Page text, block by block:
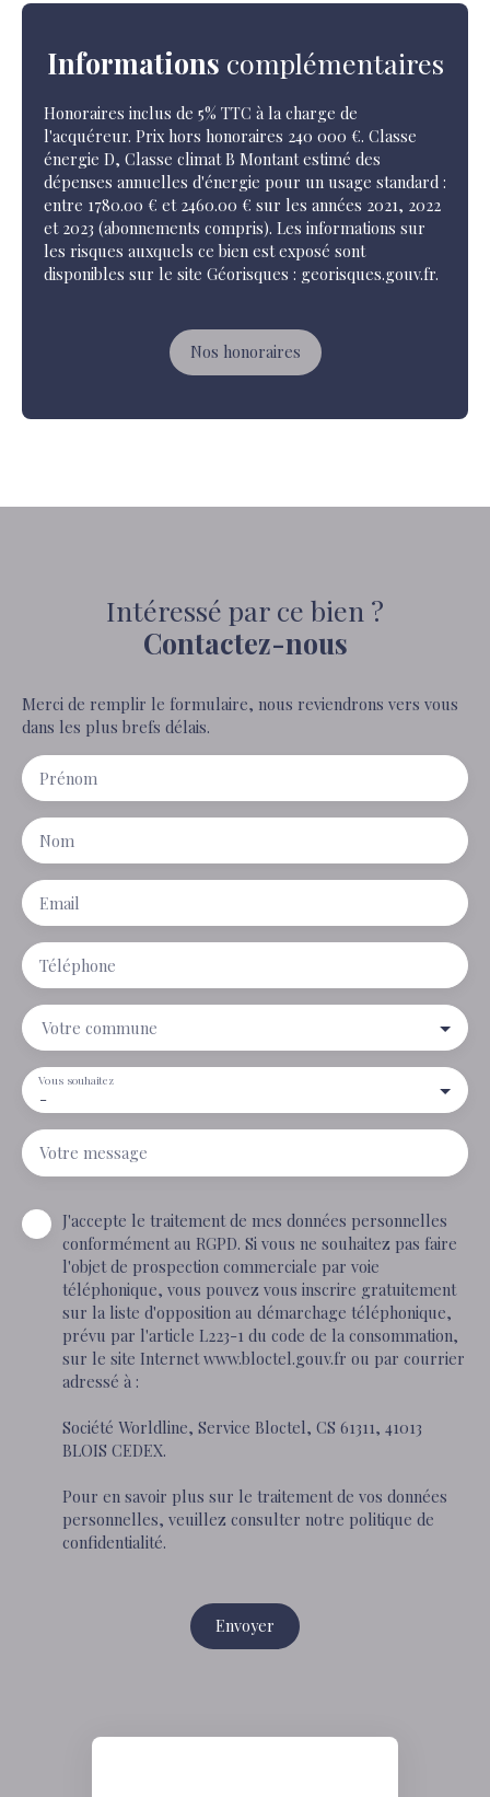
Informations complémentaires
Honoraires inclus de 5% TTC à la charge de
l'acquéreur. Prix hors honoraires 240 000 €. Classe
énergie D, Classe climat B Montant estimé des
dépenses annuelles d'énergie pour un usage standard :
entre 1780.00 € et 2460.00 € sur les années 2021, 2022
et 2023 (abonnements compris). Les informations sur
les risques auxquels ce bien est exposé sont
disponibles sur le site Géorisques : georisques.gouv.fr.
Nos honoraires
Intéressé par ce bien ?
Contactez-nous
Merci de remplir le formulaire, nous reviendrons vers vous
dans les plus brefs délais.
Prénom
Nom
Email
Téléphone
Votre commune
-
Vous souhaitez
Votre message
J'accepte le traitement de mes données personnelles
conformément au RGPD. Si vous ne souhaitez pas faire
l'objet de prospection commerciale par voie
téléphonique, vous pouvez vous inscrire gratuitement
sur la liste d'opposition au démarchage téléphonique,
prévu par l'article L223-1 du code de la consommation,
sur le site Internet www.bloctel.gouv.fr ou par courrier
adressé à :
Société Worldline, Service Bloctel, CS 61311, 41013
BLOIS CEDEX.
Pour en savoir plus sur le traitement de vos données
personnelles, veuillez consulter notre politique de
confidentialité.
Envoyer